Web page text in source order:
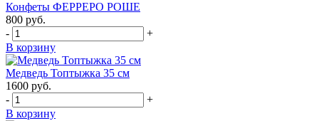
Конфеты ФЕРРЕРО РОШЕ
800 руб.
-
+
В корзину
Медведь Топтыжка 35 см
1600 руб.
-
+
В корзину